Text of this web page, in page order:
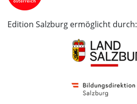
Edition Salzburg ermöglicht durch: